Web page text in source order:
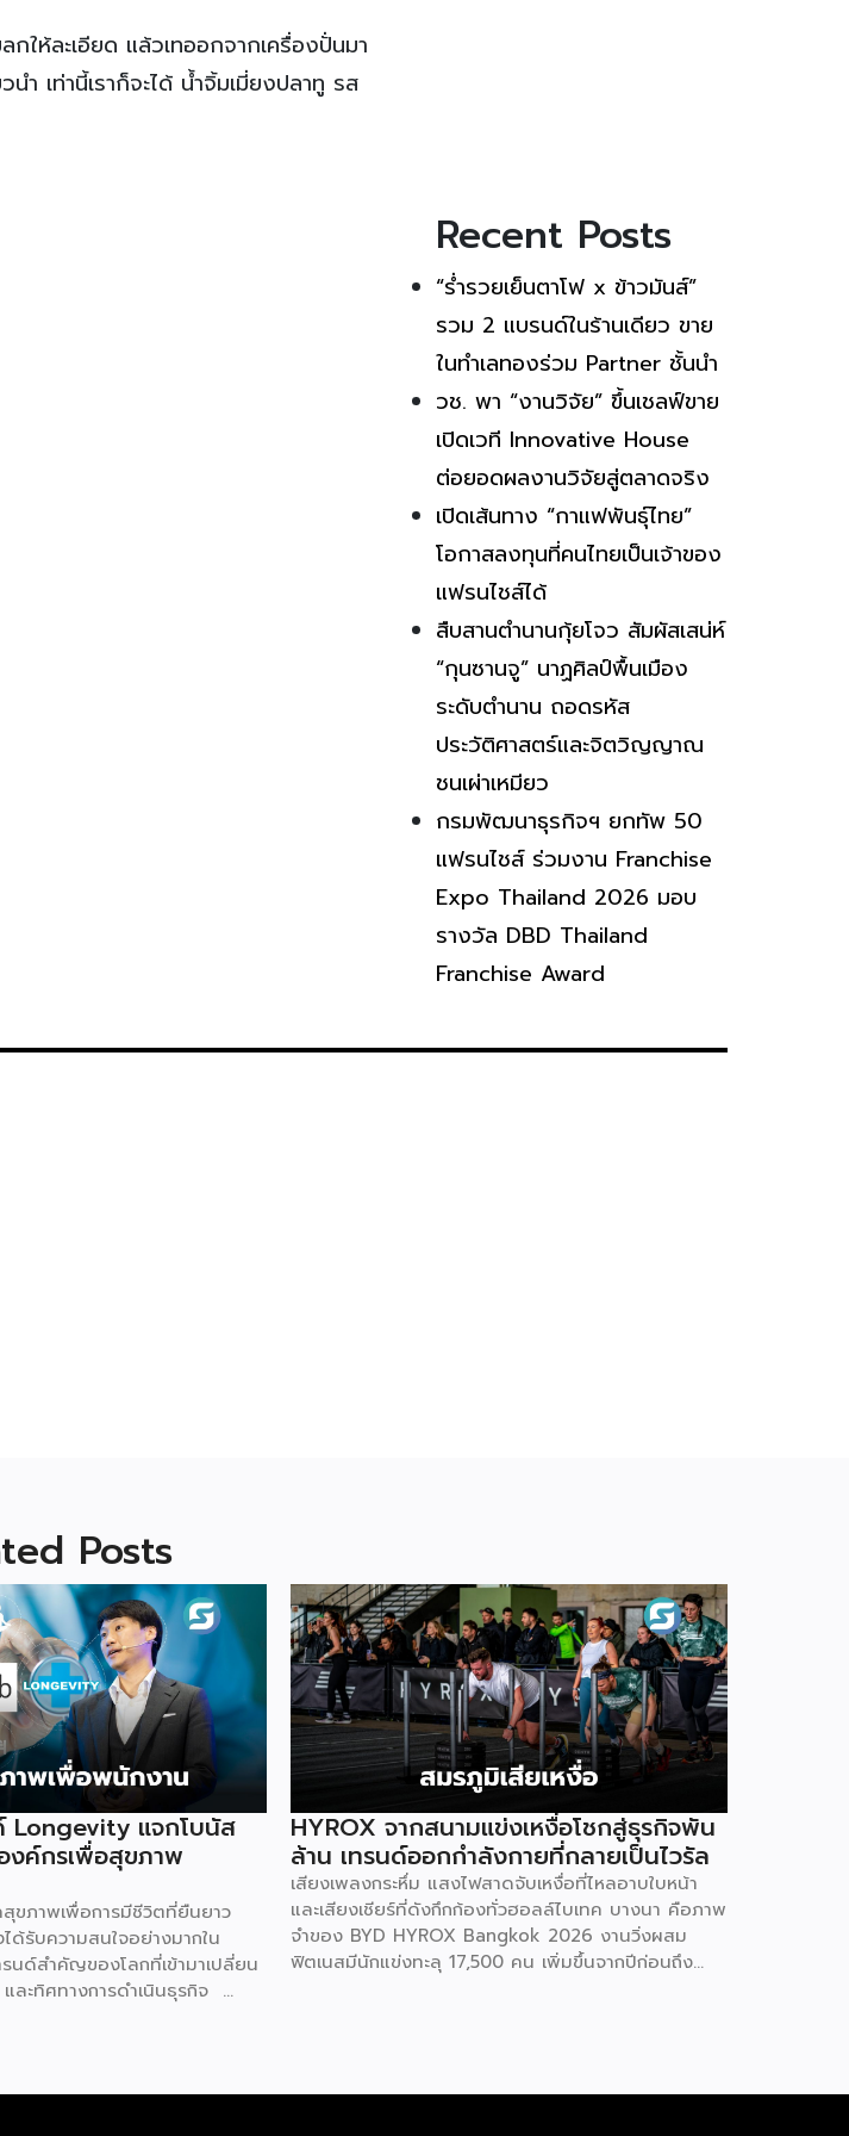
ให้ละเอียด แล้วเทออกจากเครื่องปั่นมา
เท่านี้เราก็จะได้ น้ำจิ้มเมี่ยงปลาทู รส
Recent Posts
“ร่ำรวยเย็นตาโฟ x ข้าวมันส์”
รวม 2 แบรนด์ในร้านเดียว ขาย
ในทำเลทองร่วม Partner ชั้นนำ
วช. พา “งานวิจัย” ขึ้นเชลฟ์ขาย
เปิดเวที Innovative House
ต่อยอดผลงานวิจัยสู่ตลาดจริง
เปิดเส้นทาง “กาแฟพันธุ์ไทย”
โอกาสลงทุนที่คนไทยเป็นเจ้าของ
แฟรนไชส์ได้
สืบสานตำนานกุ้ยโจว สัมผัสเสน่ห์
“กุนซานจู” นาฏศิลป์พื้นเมือง
ระดับตำนาน ถอดรหัส
ประวัติศาสตร์และจิตวิญญาณ
ชนเผ่าเหมียว
กรมพัฒนาธุรกิจฯ ยกทัพ 50
แฟรนไชส์ ร่วมงาน Franchise
Expo Thailand 2026 มอบ
รางวัล DBD Thailand
Franchise Award
Posts
Longevity แจกโบนัส
งค์กรเพื่อสุขภาพ
ขภาพเพื่อการมีชีวิตที่ยืนยาว
รับความสนใจอย่างมากใน
รนด์สำคัญของโลกที่เข้ามาเปลี่ยน
ะทิศทางการดำเนินธุรกิจ
ได้ประกาศนโยบาย
HYROX จากสนามแข่งเหงื่อโชกสู่ธุรกิจพัน
ล้าน เทรนด์ออกกำลังกายที่กลายเป็นไวรัล
เสียงเพลงกระหึ่ม แสงไฟสาดจับเหงื่อที่ไหลอาบใบหน้า
และเสียงเชียร์ที่ดังกึกก้องทั่วฮอลล์ไบเทค บางนา คือภาพ
จำของ BYD HYROX Bangkok 2026 งานวิ่งผสม
ฟิตเนสมีนักแข่งทะลุ 17,500 คน เพิ่มขึ้นจากปีก่อนถึง
ไม่ใช่แค่มาเปิดงาน นี่ไม่ใช่แค่กระแสฟิตเนสธรรมดา แต่